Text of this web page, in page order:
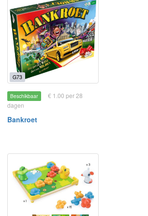
G73
Beschikbaar
€ 1.00 per 28
dagen
Bankroet